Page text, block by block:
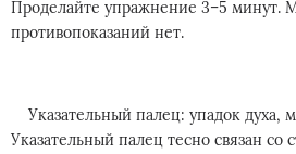
Проделайте упражнение 3–5 минут.
противопоказаний нет.
Указательный палец: упадок духа,
Указательный палец тесно связан